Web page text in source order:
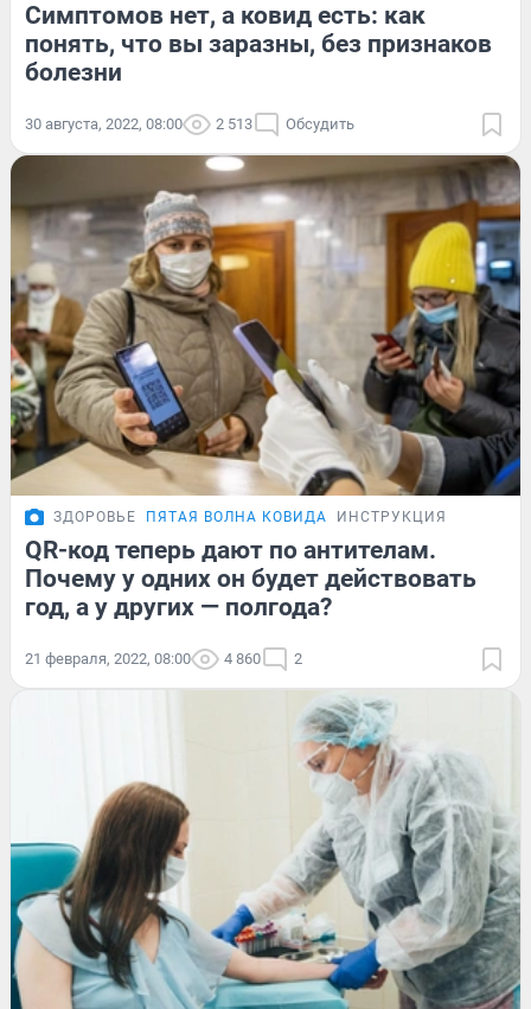
Симптомов нет, а ковид есть: как
понять, что вы заразны, без признаков
болезни
30 августа, 2022, 08:00 2 513 Обсудить
ЗДОРОВЬЕ ПЯТАЯ ВОЛНА КОВИДА ИНСТРУКЦИЯ
QR-код теперь дают по антителам.
Почему у одних он будет действовать
год, а у других — полгода?
21 февраля, 2022, 08:00 4 860 2